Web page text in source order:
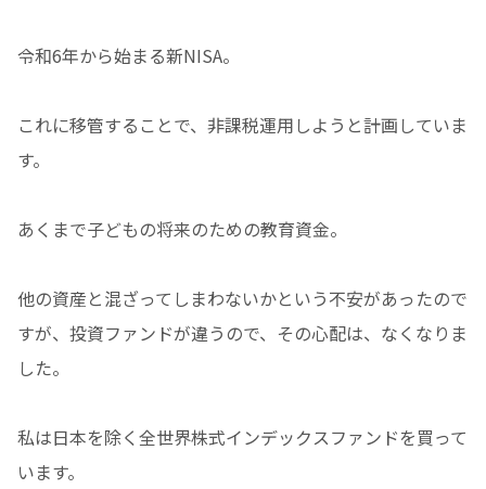
令和6年から始まる新NISA。
これに移管することで、非課税運用しようと計画していま
す。
あくまで子どもの将来のための教育資金。
他の資産と混ざってしまわないかという不安があったので
すが、投資ファンドが違うので、その心配は、なくなりま
した。
私は日本を除く全世界株式インデックスファンドを買って
います。